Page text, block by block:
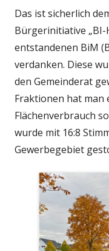
Das ist sicherlich
Bürgerinitiative „BI-
entstandenen BiM
verdanken. Diese
den Gemeinderat
Fraktionen hat man
Flächenverbrauch
wurde mit 16:8
Gewerbegebiet